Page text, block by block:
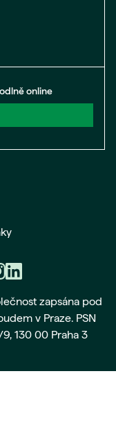
online
zapsána pod
v Praze. PSN
130 00 Praha 3